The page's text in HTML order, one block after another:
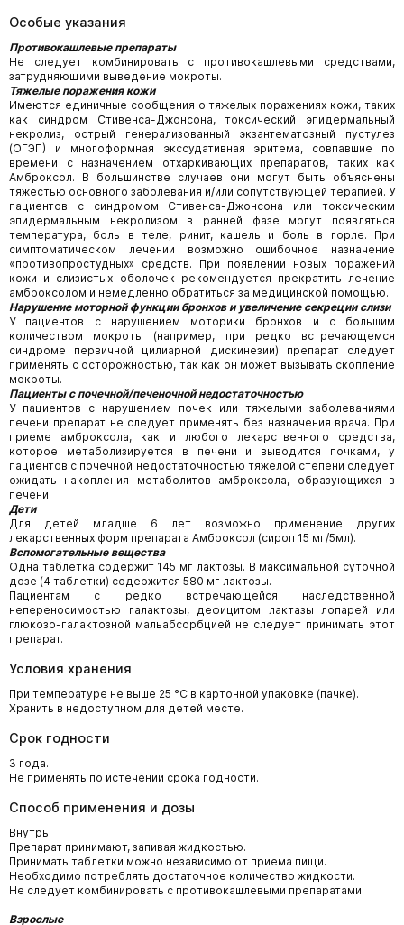
Особые указания
Противокашлевые препараты
Не следует комбинировать с противокашлевыми средствами,
затрудняющими выведение мокроты.
Тяжелые поражения кожи
Имеются единичные сообщения о тяжелых поражениях кожи, таких
как синдром Стивенса-Джонсона, токсический эпидермальный
некролиз, острый генерализованный экзантематозный пустулез
(ОГЭП) и многоформная экссудативная эритема, совпавшие по
времени с назначением отхаркивающих препаратов, таких как
Амброксол. В большинстве случаев они могут быть объяснены
тяжестью основного заболевания и/или сопутствующей терапией. У
пациентов с синдромом Стивенса-Джонсона или токсическим
эпидермальным некролизом в ранней фазе могут появляться
температура, боль в теле, ринит, кашель и боль в горле. При
симптоматическом лечении возможно ошибочное назначение
«противопростудных» средств. При появлении новых поражений
кожи и слизистых оболочек рекомендуется прекратить лечение
амброксолом и немедленно обратиться за медицинской помощью.
Нарушение моторной функции бронхов и увеличение секреции слизи
У пациентов с нарушением моторики бронхов и с большим
количеством мокроты (например, при редко встречающемся
синдроме первичной цилиарной дискинезии) препарат следует
применять с осторожностью, так как он может вызывать скопление
мокроты.
Пациенты с почечной/печеночной недостаточностью
У пациентов с нарушением почек или тяжелыми заболеваниями
печени препарат не следует применять без назначения врача. При
приеме амброксола, как и любого лекарственного средства,
которое метаболизируется в печени и выводится почками, у
пациентов с почечной недостаточностью тяжелой степени следует
ожидать накопления метаболитов амброксола, образующихся в
печени.
Дети
Для детей младше 6 лет возможно применение других
лекарственных форм препарата Амброксол (сироп 15 мг/5мл).
Вспомогательные вещества
Одна таблетка содержит 145 мг лактозы. В максимальной суточной
дозе (4 таблетки) содержится 580 мг лактозы.
Пациентам с редко встречающейся наследственной
непереносимостью галактозы, дефицитом лактазы лопарей или
глюкозо-галактозной мальабсорбцией не следует принимать этот
препарат.
Условия хранения
При температуре не выше 25 °С в картонной упаковке (пачке).
Хранить в недоступном для детей месте.
Срок годности
3 года.
Не применять по истечении срока годности.
Способ применения и дозы
Внутрь.
Препарат принимают, запивая жидкостью.
Принимать таблетки можно независимо от приема пищи.
Необходимо потреблять достаточное количество жидкости.
Не следует комбинировать с противокашлевыми препаратами.
Взрослые